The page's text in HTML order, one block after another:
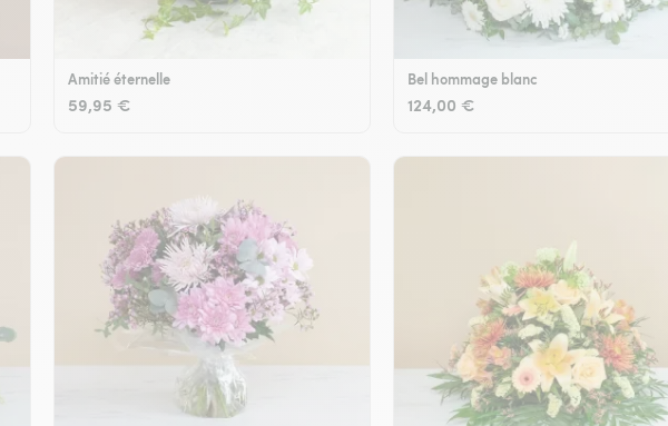
Amitié éternelle
59,95 €
Bel hommage blanc
124,00 €